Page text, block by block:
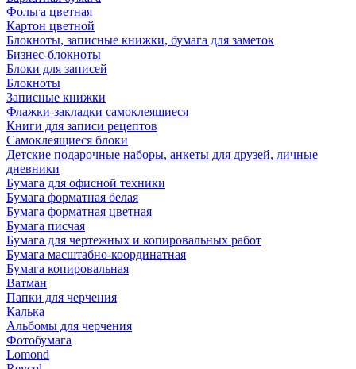
Фольга цветная
Картон цветной
Блокноты, записные книжки, бумага для заметок
Бизнес-блокноты
Блоки для записей
Блокноты
Записные книжки
Флажки-закладки самоклеящиеся
Книги для записи рецептов
Самоклеящиеся блоки
Детские подарочные наборы, анкеты для друзей, личные
дневники
Бумага для офисной техники
Бумага форматная белая
Бумага форматная цветная
Бумага писчая
Бумага для чертежных и копировальных работ
Бумага масштабно-координатная
Бумага копировальная
Ватман
Папки для черчения
Калька
Альбомы для черчения
Фотобумага
Lomond